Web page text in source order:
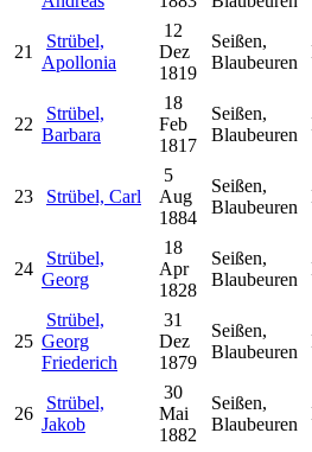
21
Strübel,
Apollonia
12
Dez
1819
Seißen,
Blaubeuren
22
Strübel,
Barbara
18
Feb
1817
Seißen,
Blaubeuren
23 Strübel, Carl
5
Aug
1884
Seißen,
Blaubeuren
24
Strübel,
Georg
18
Apr
1828
Seißen,
Blaubeuren
25
Strübel,
Georg
Friederich
31
Dez
1879
Seißen,
Blaubeuren
26
Strübel,
Jakob
30
Mai
1882
Seißen,
Blaubeuren